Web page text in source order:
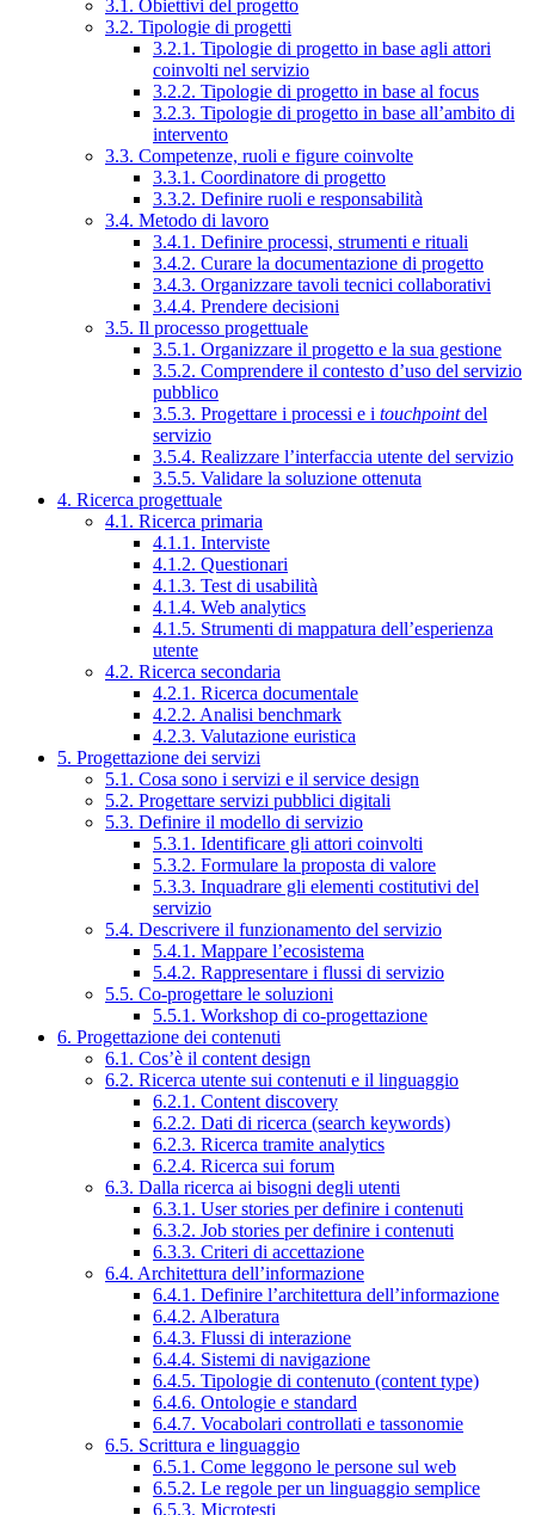
3.1. Obiettivi del progetto
3.2. Tipologie di progetti
3.2.1. Tipologie di progetto in base agli attori
coinvolti nel servizio
3.2.2. Tipologie di progetto in base al focus
3.2.3. Tipologie di progetto in base all’ambito di
intervento
3.3. Competenze, ruoli e figure coinvolte
3.3.1. Coordinatore di progetto
3.3.2. Definire ruoli e responsabilità
3.4. Metodo di lavoro
3.4.1. Definire processi, strumenti e rituali
3.4.2. Curare la documentazione di progetto
3.4.3. Organizzare tavoli tecnici collaborativi
3.4.4. Prendere decisioni
3.5. Il processo progettuale
3.5.1. Organizzare il progetto e la sua gestione
3.5.2. Comprendere il contesto d’uso del servizio
pubblico
3.5.3. Progettare i processi e i touchpointdel
servizio
3.5.4. Realizzare l’interfaccia utente del servizio
3.5.5. Validare la soluzione ottenuta
4. Ricerca progettuale
4.1. Ricerca primaria
4.1.1. Interviste
4.1.2. Questionari
4.1.3. Test di usabilità
4.1.4. Web analytics
4.1.5. Strumenti di mappatura dell’esperienza
utente
4.2. Ricerca secondaria
4.2.1. Ricerca documentale
4.2.2. Analisi benchmark
4.2.3. Valutazione euristica
5. Progettazione dei servizi
5.1. Cosa sono i servizi e il service design
5.2. Progettare servizi pubblici digitali
5.3. Definire il modello di servizio
5.3.1. Identificare gli attori coinvolti
5.3.2. Formulare la proposta di valore
5.3.3. Inquadrare gli elementi costitutivi del
servizio
5.4. Descrivere il funzionamento del servizio
5.4.1. Mappare l’ecosistema
5.4.2. Rappresentare i flussi di servizio
5.5. Co-progettare le soluzioni
5.5.1. Workshop di co-progettazione
6. Progettazione dei contenuti
6.1. Cos’è il content design
6.2. Ricerca utente sui contenuti e il linguaggio
6.2.1. Content discovery
6.2.2. Dati di ricerca (search keywords)
6.2.3. Ricerca tramite analytics
6.2.4. Ricerca sui forum
6.3. Dalla ricerca ai bisogni degli utenti
6.3.1. User stories per definire i contenuti
6.3.2. Job stories per definire i contenuti
6.3.3. Criteri di accettazione
6.4. Architettura dell’informazione
6.4.1. Definire l’architettura dell’informazione
6.4.2. Alberatura
6.4.3. Flussi di interazione
6.4.4. Sistemi di navigazione
6.4.5. Tipologie di contenuto (content type)
6.4.6. Ontologie e standard
6.4.7. Vocabolari controllati e tassonomie
6.5. Scrittura e linguaggio
6.5.1. Come leggono le persone sul web
6.5.2. Le regole per un linguaggio semplice
6.5.3. Microtesti